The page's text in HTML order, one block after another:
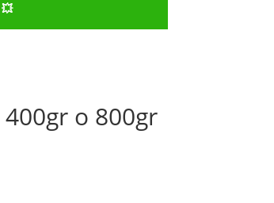
o 800gr